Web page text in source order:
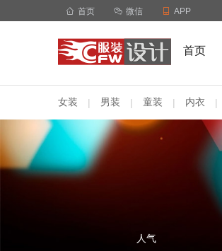
 首页  微信  APP
首页
女装 | 男装 | 童装 | 内衣 |
人气